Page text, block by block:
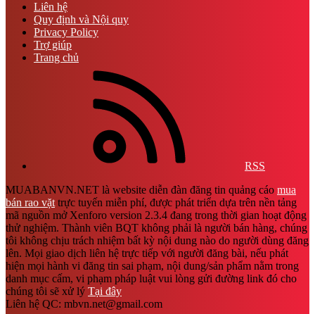
Liên hệ
Quy định và Nội quy
Privacy Policy
Trợ giúp
Trang chủ
RSS
MUABANVN.NET là website diễn đàn đăng tin quảng cáo mua
bán rao vặttrực tuyến miễn phí, được phát triển dựa trên nền tảng
mã nguồn mở Xenforo version 2.3.4 đang trong thời gian hoạt động
thử nghiệm. Thành viên BQT không phải là người bán hàng, chúng
tôi không chịu trách nhiệm bất kỳ nội dung nào do người dùng đăng
lên. Mọi giao dịch liên hệ trực tiếp với người đăng bài, nếu phát
hiện mọi hành vi đăng tin sai phạm, nội dung/sản phẩm nằm trong
danh mục cấm, vi phạm pháp luật vui lòng gửi đường link đó cho
chúng tôi sẽ xử lý Tại đây
Liên hệ QC: mbvn.net@gmail.com